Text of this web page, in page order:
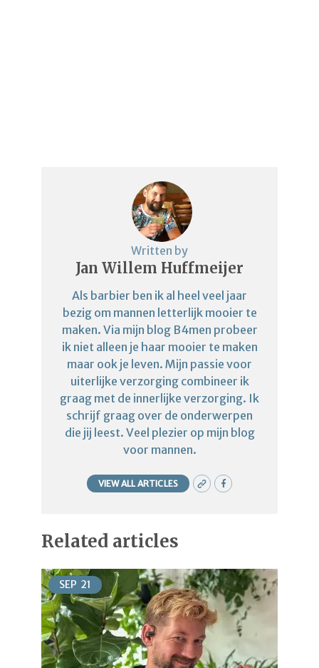
Written by
Jan Willem Huffmeijer
Als barbier ben ik al heel veel jaar
bezig om mannen letterlijk mooier te
maken. Via mijn blog B4men probeer
ik niet alleen je haar mooier te maken
maar ook je leven. Mijn passie voor
uiterlijke verzorging combineer ik
graag met de innerlijke verzorging. Ik
schrijf graag over de onderwerpen
die jij leest. Veel plezier op mijn blog
voor mannen.
VIEW ALL ARTICLES
Related articles
SEP 21